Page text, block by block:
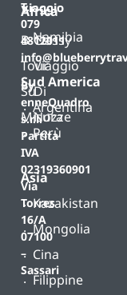
T.
079
4812011
By
enneQuadro
s.r.l.
Partita
IVA
02319360901
Via
Torres
16/A
07100
–
Sassari
Africa
Namibia
Sud America
Argentina
Perù
Asia
Kazakistan
Mongolia
Cina
Filippine
viaggio
B-
Tour
Su
Misura
Classy
Viaggio
Di
Nozze